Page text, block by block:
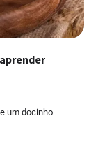
um docinho